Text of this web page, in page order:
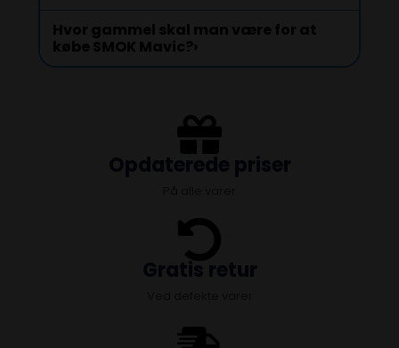
Hvor gammel skal man være for at
købe SMOK Mavic?›
Gratis retur